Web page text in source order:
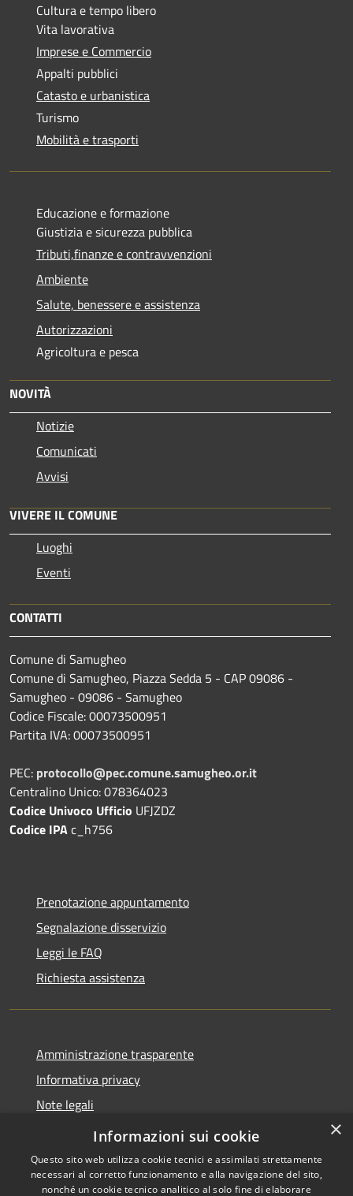
Cultura e tempo libero
Vita lavorativa
Imprese e Commercio
Appalti pubblici
Catasto e urbanistica
Turismo
Mobilità e trasporti
Educazione e formazione
Giustizia e sicurezza pubblica
Tributi,finanze e contravvenzioni
Ambiente
Salute, benessere e assistenza
Autorizzazioni
Agricoltura e pesca
NOVITÀ
Notizie
Comunicati
Avvisi
VIVERE IL COMUNE
Luoghi
Eventi
CONTATTI
Comune di Samugheo
Comune di Samugheo, Piazza Sedda 5 - CAP 09086 -
Samugheo - 09086 - Samugheo
Codice Fiscale: 00073500951
Partita IVA: 00073500951
PEC: protocollo@pec.comune.samugheo.or.it
Centralino Unico: 078364023
Codice Univoco Ufficio UFJZDZ
Codice IPAc_h756
Prenotazione appuntamento
Segnalazione disservizio
Leggi le FAQ
Richiesta assistenza
Amministrazione trasparente
Informativa privacy
Note legali
Dichiarazione di accessibilità
×
Informazioni sui cookie
Questo sito web utilizza cookie tecnici e assimilati strettamente
necessari al corretto funzionamento e alla navigazione del sito,
nonché un cookie tecnico analitico al solo fine di elaborare